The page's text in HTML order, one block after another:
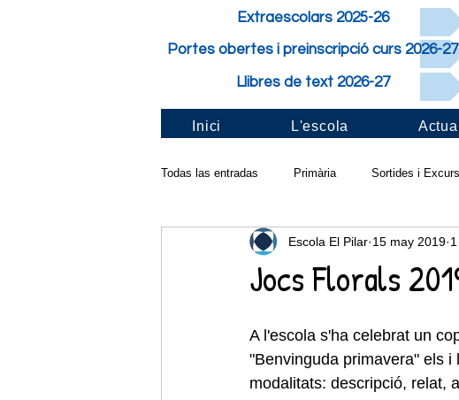
Extraescolars 2025-26
Portes obertes i preinscripció curs 2026-27
Llibres de text 2026-27
Inici L'escola
Todas las entradas Primària Sortides i
Activitat de classe Festes i Festivals
Taller a l'aula Carnaval Curs 2017-18
Jocs Florals
Escola El Pilar 15 may 2019
A l'escola s'ha celebrat un
"Benvinguda primavera" els
modalitats: descripció, relat,